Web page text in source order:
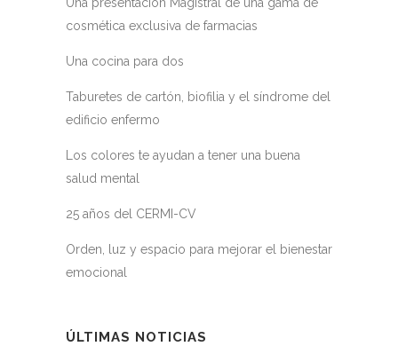
cosmética exclusiva de farmacias
Una cocina para dos
Taburetes de cartón, biofilia y el síndrome del
edificio enfermo
Los colores te ayudan a tener una buena
salud mental
25 años del CERMI-CV
Orden, luz y espacio para mejorar el bienestar
emocional
ÚLTIMAS NOTICIAS